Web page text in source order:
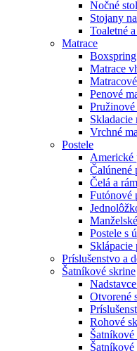
Nočné
Stojany
Toaletné
Matrace
Matrace
Penové
Pružinové
Skladacie
Vrchné
Postele
Americké
Čalúnené
Čelá a
Futónové
Postele s
Sklápacie
Príslušenstvo a
Šatníkové skrine
Otvorené
Rohové